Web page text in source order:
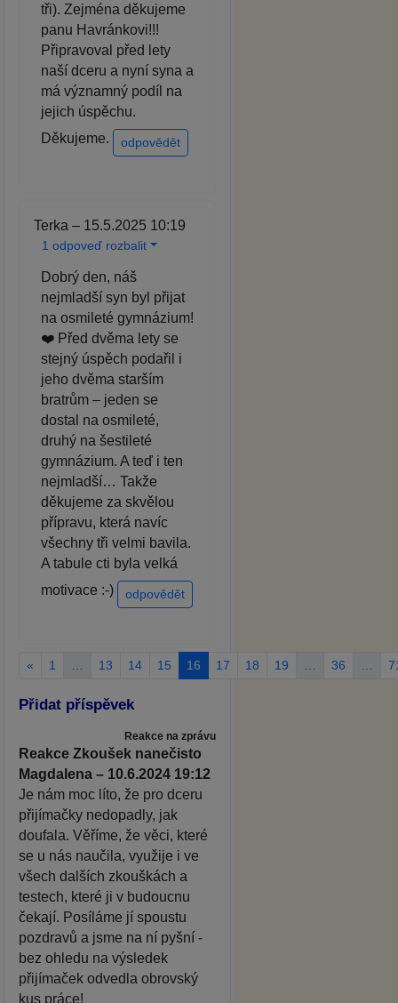
tři). Zejména děkujeme
panu Havránkovi!!!
Připravoval před lety
naší dceru a nyní syna a
má významný podíl na
jejich úspěchu.
Děkujeme.
odpovědět
Terka – 15.5.2025 10:19
1 odpoveď rozbalit
Dobrý den, náš
nejmladší syn byl přijat
na osmileté gymnázium!
❤️ Před dvěma lety se
stejný úspěch podařil i
jeho dvěma starším
bratrům – jeden se
dostal na osmileté,
druhý na šestileté
gymnázium. A teď i ten
nejmladší… Takže
děkujeme za skvělou
přípravu, která navíc
všechny tři velmi bavila.
A tabule cti byla velká
motivace :-)
odpovědět
« 1 13 14 15 16 17 18 19 36
Přidat příspěvek
Reakce na zprávu
Reakce Zkoušek nanečisto
Magdalena – 10.6.2024 19:12
Je nám moc líto, že pro dceru
přijímačky nedopadly, jak
doufala. Věříme, že věci, které
se u nás naučila, využije i ve
všech dalších zkouškách a
testech, které ji v budoucnu
čekají. Posíláme jí spoustu
pozdravů a jsme na ní pyšní -
bez ohledu na výsledek
přijímaček odvedla obrovský
kus práce!